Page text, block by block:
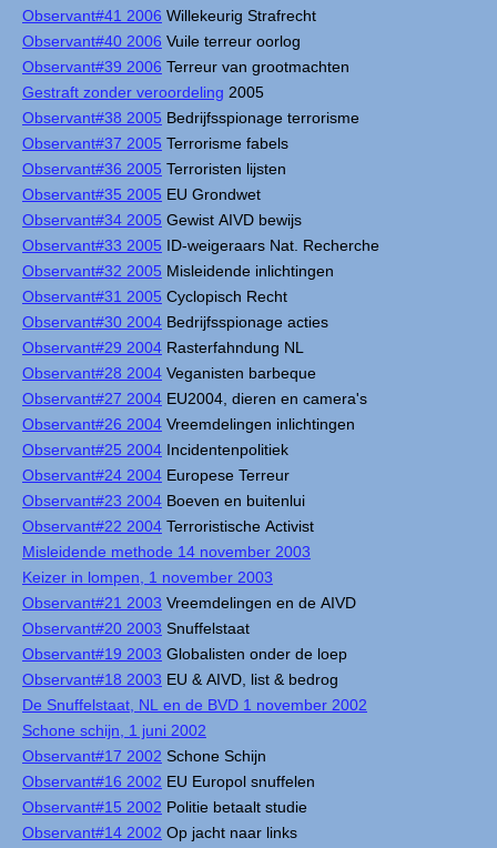
Observant#41 2006 Willekeurig Strafrecht
Observant#40 2006 Vuile terreur oorlog
Observant#39 2006 Terreur van grootmachten
Gestraft zonder veroordeling 2005
Observant#38 2005 Bedrijfsspionage terrorisme
Observant#37 2005 Terrorisme fabels
Observant#36 2005 Terroristen lijsten
Observant#35 2005 EU Grondwet
Observant#34 2005 Gewist AIVD bewijs
Observant#33 2005 ID-weigeraars Nat. Recherche
Observant#32 2005 Misleidende inlichtingen
Observant#31 2005 Cyclopisch Recht
Observant#30 2004 Bedrijfsspionage acties
Observant#29 2004 Rasterfahndung NL
Observant#28 2004 Veganisten barbeque
Observant#27 2004 EU2004, dieren en camera's
Observant#26 2004 Vreemdelingen inlichtingen
Observant#25 2004 Incidentenpolitiek
Observant#24 2004 Europese Terreur
Observant#23 2004 Boeven en buitenlui
Observant#22 2004 Terroristische Activist
Misleidende methode 14 november 2003
Keizer in lompen, 1 november 2003
Observant#21 2003 Vreemdelingen en de AIVD
Observant#20 2003 Snuffelstaat
Observant#19 2003 Globalisten onder de loep
Observant#18 2003 EU & AIVD, list & bedrog
De Snuffelstaat, NL en de BVD 1 november 2002
Schone schijn, 1 juni 2002
Observant#17 2002 Schone Schijn
Observant#16 2002 EU Europol snuffelen
Observant#15 2002 Politie betaalt studie
Observant#14 2002 Op jacht naar links